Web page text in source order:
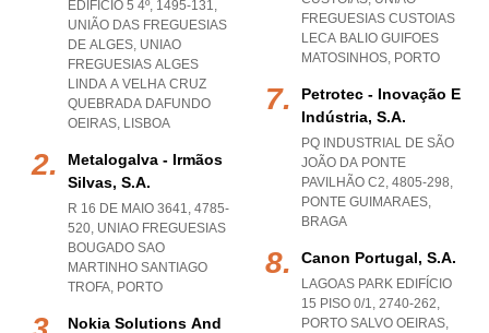
EDIFÍCIO 5 4º, 1495-131,
UNIÃO DAS FREGUESIAS
DE ALGES, UNIAO
FREGUESIAS ALGES
LINDA A VELHA CRUZ
QUEBRADA DAFUNDO
OEIRAS, LISBOA
Metalogalva - Irmãos
Silvas, S.a.
R 16 DE MAIO 3641, 4785-
520, UNIAO FREGUESIAS
BOUGADO SAO
MARTINHO SANTIAGO
TROFA, PORTO
Nokia Solutions And
FREGUESIAS CUSTOIAS
LECA BALIO GUIFOES
MATOSINHOS, PORTO
Petrotec - Inovação E
Indústria, S.a.
PQ INDUSTRIAL DE SÃO
JOÃO DA PONTE
PAVILHÃO C2, 4805-298,
PONTE GUIMARAES,
BRAGA
Canon Portugal, S.a.
LAGOAS PARK EDIFÍCIO
15 PISO 0/1, 2740-262,
PORTO SALVO OEIRAS,